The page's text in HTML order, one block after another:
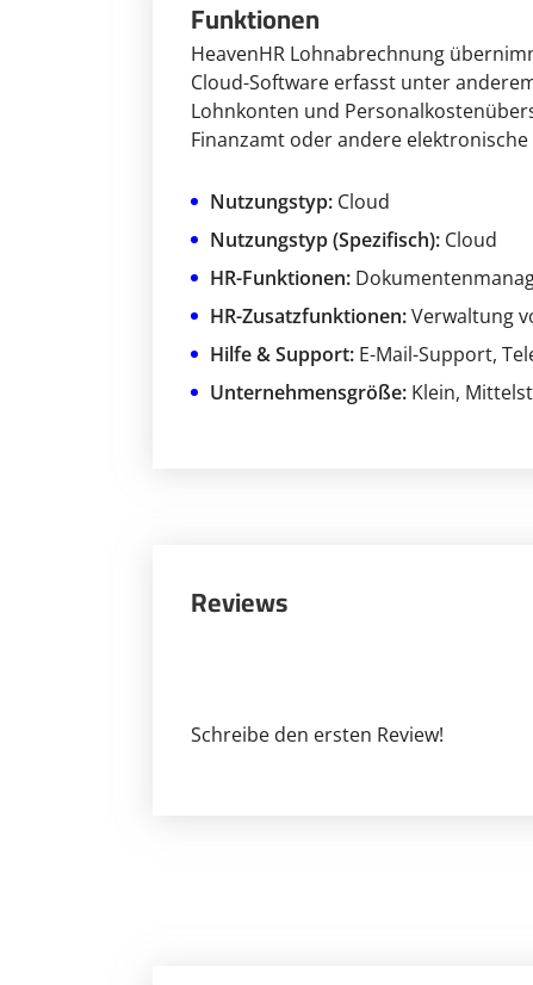
Funktionen
HeavenHR Lohnabrechnung
Cloud-Software erfasst unter
Lohnkonten und
Finanzamt oder andere
Nutzungstyp: Cloud
Nutzungstyp (Spezifisch): Cloud
HR-Funktionen:
HR-Zusatzfunktionen:Verwaltung
Hilfe & Support: E-Mail-Support,
Unternehmensgröße: Klein,
Reviews
Schreibe den ersten Review!